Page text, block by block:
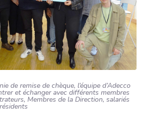
de remise de chèque, l’équipe d’Adecco
et échanger avec différents membres
Membres de la Direction, salariés